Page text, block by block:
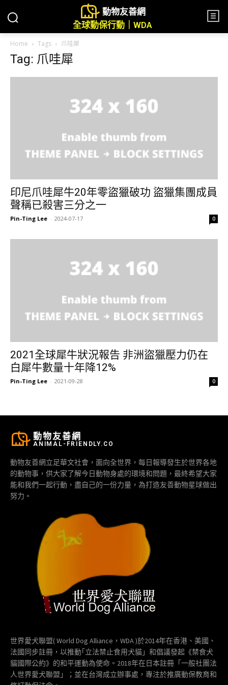
動物友善網
全球動保行動｜WDA
Home Tags 爪哇犀
Tag: 爪哇犀
印尼爪哇犀牛20年零盜獵破功 盜獵集團成員
聲稱已殺害三分之一
Pin-Ting Lee - 2024-07-17 0
2021全球犀牛狀況報告 非洲盜獵壓力仍在
白犀牛數量十年降12%
Pin-Ting Lee - 2021-09-28 0
動物友善網
ANIMAL-FRIENDLY.CO
動物友善網立足華文社會，面向全世界，每日報導發生於世界各地
的動物事，供大家了解今日動物身處的環境和問題，最終希望大家
能和我們一起行動，盡自己的一份力量，為打造友善動物星球做出
努力。
世界愛犬聯盟( World Dog Alliance，WDA )於2014年在香港、美國、
法國同步註冊，以推動｢立法禁止食用犬貓」和倡議發起《禁食犬
貓國際公約》的和平運動為使命。2018年在日本註冊「一般社團法
人世界愛犬聯盟」；並在台灣成立辦事處，專注於推廣動保教育和